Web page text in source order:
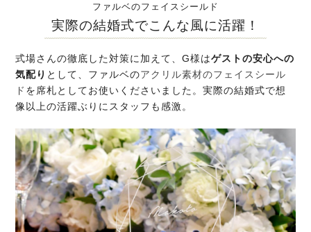
ファルベのフェイスシールド
実際の結婚式でこんな風に活躍！
式場さんの徹底した対策に加えて、G様はゲストの安心への
気配り として、ファルベのアクリル素材のフェイスシール
ド を席札としてお使いくださいました。実際の結婚式で想
像以上の活躍ぶりにスタッフも感激。